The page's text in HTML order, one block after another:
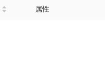
属性